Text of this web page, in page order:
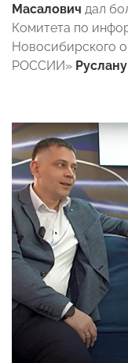
Масалович дал
Комитета по
Новосибирского
РОССИИ»